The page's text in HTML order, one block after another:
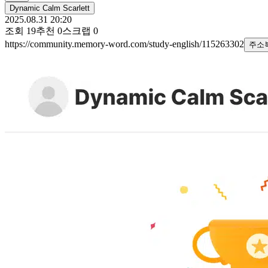
Dynamic Calm Scarlett
2025.08.31 20:20
조회 19추천 0스크랩 0
https://community.memory-word.com/study-english/115263302
주소